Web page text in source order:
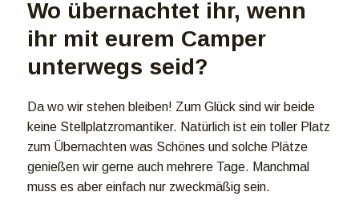
Wo übernachtet ihr, wenn
ihr mit eurem Camper
unterwegs seid?
Da wo wir stehen bleiben! Zum Glück sind wir beide
keine Stellplatzromantiker. Natürlich ist ein toller Platz
zum Übernachten was Schönes und solche Plätze
genießen wir gerne auch mehrere Tage. Manchmal
muss es aber einfach nur zweckmäßig sein.